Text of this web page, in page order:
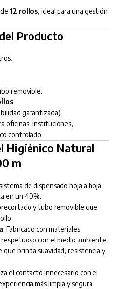
12 rollos, ideal para una gestión
Producto
removible.
.
garantizada).
oficinas, instituciones,
controlado.
Higiénico Natural
m
de dispensado hoja a hoja
en un 40%.
y tubo removible que
: Fabricado con materiales
con el medio ambiente.
que brinda suavidad, resistencia y
el contacto innecesario con el
más limpia y segura.